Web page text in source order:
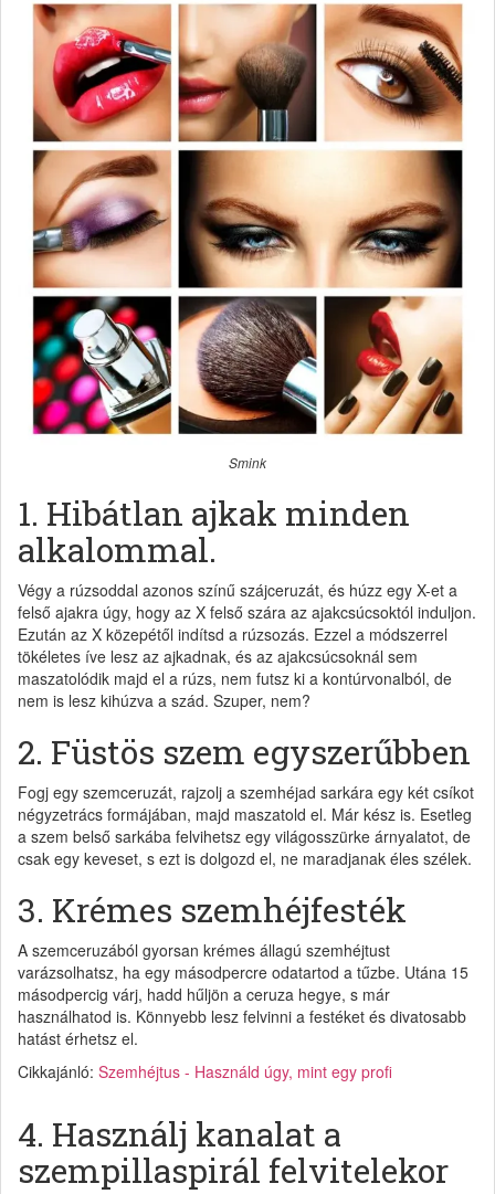
Smink
1. Hibátlan ajkak minden
alkalommal.
Végy a rúzsoddal azonos színű szájceruzát, és húzz egy X-et a
felső ajakra úgy, hogy az X felső szára az ajakcsúcsoktól induljon.
Ezután az X közepétől indítsd a rúzsozás. Ezzel a módszerrel
tökéletes íve lesz az ajkadnak, és az ajakcsúcsoknál sem
maszatolódik majd el a rúzs, nem futsz ki a kontúrvonalból, de
nem is lesz kihúzva a szád. Szuper, nem?
2. Füstös szem egyszerűbben
Fogj egy szemceruzát, rajzolj a szemhéjad sarkára egy két csíkot
négyzetrács formájában, majd maszatold el. Már kész is. Esetleg
a szem belső sarkába felvihetsz egy világosszürke árnyalatot, de
csak egy keveset, s ezt is dolgozd el, ne maradjanak éles szélek.
3. Krémes szemhéjfesték
A szemceruzából gyorsan krémes állagú szemhéjtust
varázsolhatsz, ha egy másodpercre odatartod a tűzbe. Utána 15
másodpercig várj, hadd hűljön a ceruza hegye, s már
használhatod is. Könnyebb lesz felvinni a festéket és divatosabb
hatást érhetsz el.
Cikkajánló: Szemhéjtus - Használd úgy, mint egy profi
4. Használj kanalat a
szempillaspirál felvitelekor